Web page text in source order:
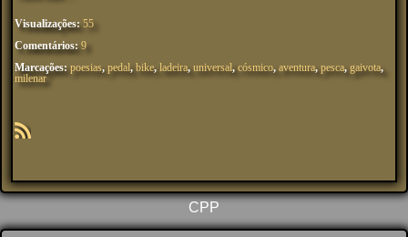
Visualizações:55
Comentários:9
Marcações:poesias, pedal,bike, ladeira, universal,cósmico, aventura, pesca, gaivota,
milenar
CPP